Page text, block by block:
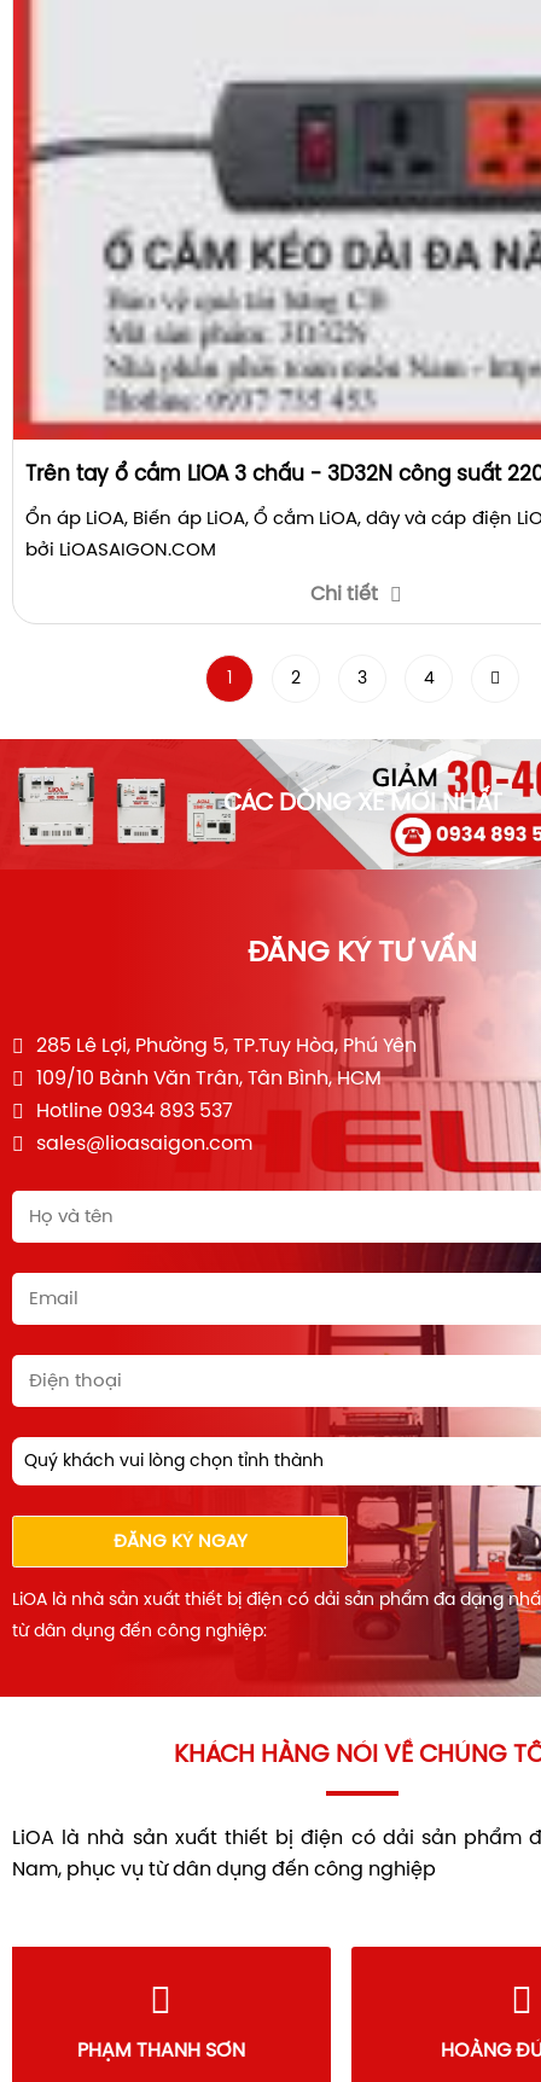
Trên tay ổ cắm LiOA 3 chấu - 3D32N công suất
Ổn áp LiOA, Biến áp LiOA, Ổ cắm LiOA, dây và cáp điện
bởi LiOASAIGON.COM
Chi tiết
1 2 3 4
CÁC DÒNG XE MỚI NHẤT
ĐĂNG KÝ TƯ VẤN
285 Lê Lợi, Phường 5, TP.Tuy Hòa, Phú Yên
109/10 Bành Văn Trân, Tân Bình, HCM
Hotline 0934 893 537
sales@lioasaigon.com
Quý khách vui lòng chọn tỉnh thành
ĐĂNG KÝ NGAY
LiOA là nhà sản xuất thiết bị điện có dải sản phẩm đa dạng
từ dân dụng đến công nghiệp:
KHÁCH HÀNG NÓI VỀ CHÚNG
LiOA là nhà sản xuất thiết bị điện có dải sản phẩm
Nam, phục vụ từ dân dụng đến công nghiệp
NGUYỄN BẢO NAM PHẠM